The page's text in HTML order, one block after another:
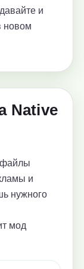
и
новом
Native
и
нужного
мод